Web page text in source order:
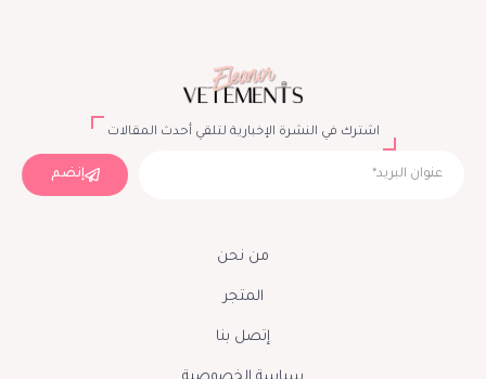
اشترك في النشرة الإخبارية لتلقي أحدث المقالات
إنضم
من نحن
المتجر
إتصل بنا